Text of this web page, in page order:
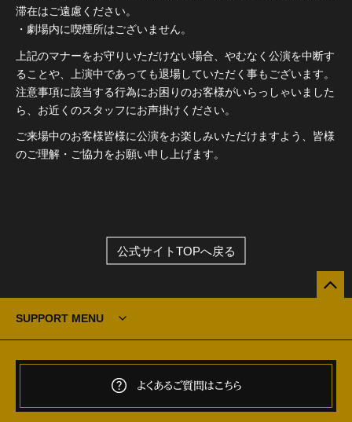
滞在はご遠慮ください。
・劇場内に喫煙所はございません。
上記のマナーをお守りいただけない場合、やむなく公演を中断す
ることや、上演中であっても退場していただく事もございます。
注意事項に該当する行為にお困りのお客様がいらっしゃいました
ら、お近くのスタッフにお声掛けください。
ご来場中のお客様皆様に公演をお楽しみいただけますよう、皆様
のご理解・ご協力をお願い申し上げます。
公式サイトTOPへ戻る
SUPPORT MENU
よくあるご質問はこちら